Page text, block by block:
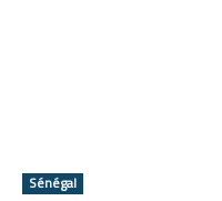
Sénégal